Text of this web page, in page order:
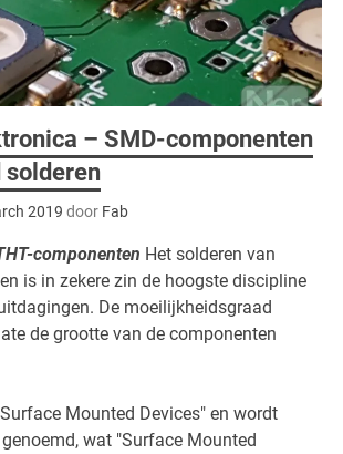
– SMD-componenten
solderen
2019 door Fab
componenten Het solderen van
is in zekere zin de hoogste discipline
De moeilijkheidsgraad
de grootte van de componenten
Mounted Devices" en wordt
wat "Surface Mounted